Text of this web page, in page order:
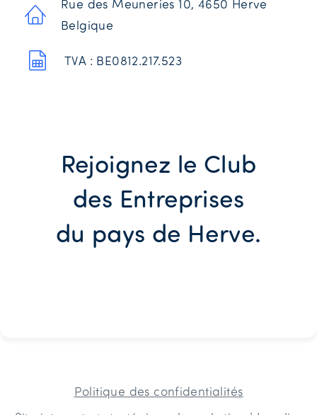
Rue des Meuneries 10, 4650 Herve
Belgique
TVA : BE0812.217.523
Rejoignez le Club
des Entreprises
du pays de Herve.
Politique des confidentialités